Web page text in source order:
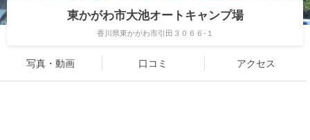
東かがわ市大池オートキャンプ場
香川県東かがわ市引田３０６６-１
写真・動画 口コミ アクセス